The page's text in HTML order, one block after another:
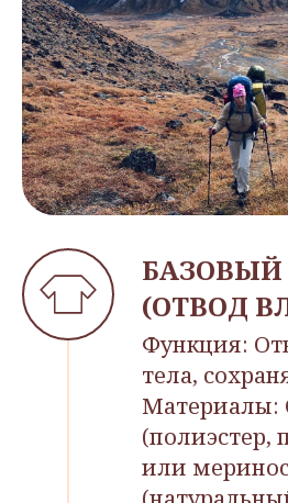
(ОТВОД
Функция:
тела,
Материалы:
(полиэстер,
или